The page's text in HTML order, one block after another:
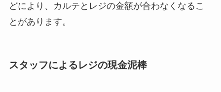
どにより、カルテとレジの金額が合わなくなるこ
とがあります。
スタッフによるレジの現金泥棒